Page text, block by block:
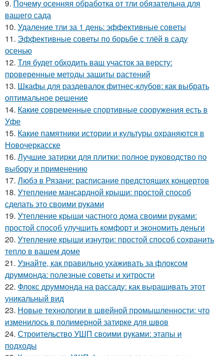
9. Почему осенняя обработка от тли обязательна для
вашего сада
10. Удаление тли за 1 день: эффективные советы
11. Эффективные советы по борьбе с тлёй в саду
осенью
12. Тля будет обходить ваш участок за версту:
проверенные методы защиты растений
13. Шкафы для раздевалок фитнес-клубов: как выбрать
оптимальное решение
14. Какие современные спортивные сооружения есть в
Уфе
15. Какие памятники истории и культуры охраняются в
Новочеркасске
16. Лучшие затирки для плитки: полное руководство по
выбору и применению
17. Любэ в Рязани: расписание предстоящих концертов
18. Утепление мансардной крыши: простой способ
сделать это своими руками
19. Утепление крыши частного дома своими руками:
простой способ улучшить комфорт и экономить деньги
20. Утепление крыши изнутри: простой способ сохранить
тепло в вашем доме
21. Узнайте, как правильно ухаживать за флоксом
друммонда: полезные советы и хитрости
22. Флокс друммонда на рассаду: как выращивать этот
уникальный вид
23. Новые технологии в швейной промышленности: что
изменилось в полимерной затирке для швов
24. Строительство УШП своими руками: этапы и
подходы